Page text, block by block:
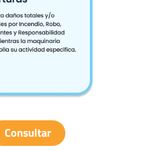
Consultar